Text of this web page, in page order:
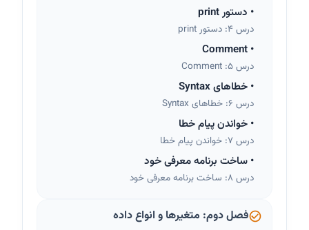
• دستور print
درس 4: دستور print
•
Comment
درس 5: Comment
• خطاهای Syntax
درس 6: خطاهای Syntax
• خواندن پیام خطا
درس 7: خواندن پیام خطا
• ساخت برنامه معرفی خود
درس 8: ساخت برنامه معرفی خود
فصل دوم: متغیرها و انواع داده